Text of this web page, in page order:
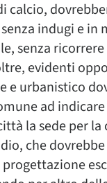
calcio,
indugi e in
senza
evidenti
e urbanistico
ad
la sede per
che
progettazione